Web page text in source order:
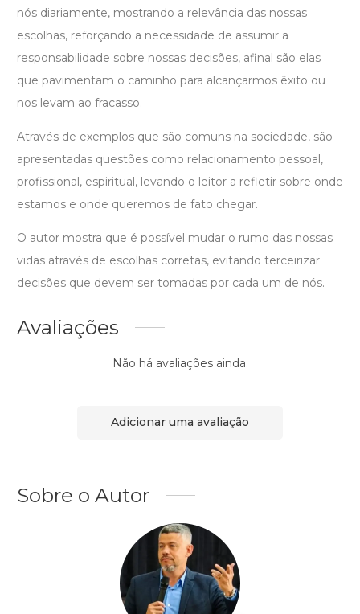
nós diariamente, mostrando a relevância das nossas
escolhas, reforçando a necessidade de assumir a
responsabilidade sobre nossas decisões, afinal são elas
que pavimentam o caminho para alcançarmos êxito ou
nos levam ao fracasso.
Através de exemplos que são comuns na sociedade, são
apresentadas questões como relacionamento pessoal,
profissional, espiritual, levando o leitor a refletir sobre onde
estamos e onde queremos de fato chegar.
O autor mostra que é possível mudar o rumo das nossas
vidas através de escolhas corretas, evitando terceirizar
decisões que devem ser tomadas por cada um de nós.
Avaliações
Não há avaliações ainda.
Adicionar uma avaliação
Sobre o Autor